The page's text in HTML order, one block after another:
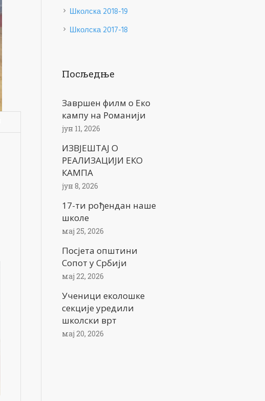
Школска 2018-19
Школска 2017-18
Посљедње
Завршен филм о Еко
кампу на Романији
јун 11, 2026
ИЗВЈЕШТАЈ О
РЕАЛИЗАЦИЈИ ЕКО
КАМПА
јун 8, 2026
17-ти рођендан наше
школе
мај 25, 2026
Посјета општини
Сопот у Србији
мај 22, 2026
Ученици еколошке
секције уредили
школски врт
мај 20, 2026